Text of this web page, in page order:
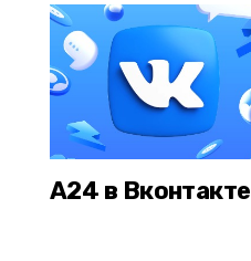
А24 в Вконтакте